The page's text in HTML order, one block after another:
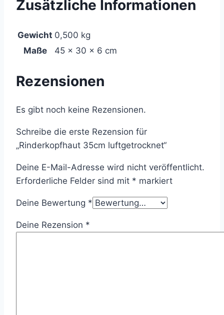
Zusätzliche Informationen
Gewicht 0,500 kg
Maße
45 × 30 × 6 cm
Rezensionen
Es gibt noch keine Rezensionen.
Schreibe die erste Rezension für
„Rinderkopfhaut 35cm luftgetrocknet“
Deine E-Mail-Adresse wird nicht veröffentlicht.
Erforderliche Felder sind mit * markiert
Deine Bewertung *
Deine Rezension *